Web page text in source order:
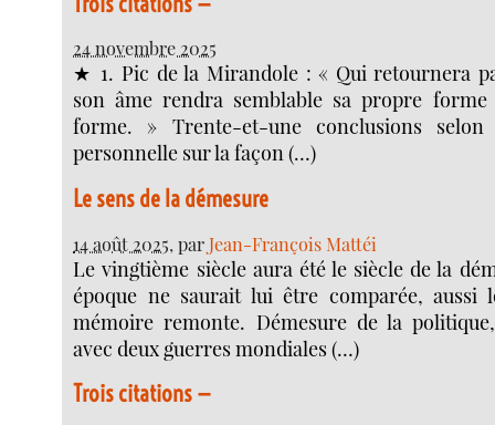
24 novembre 2025
★ 1. Pic de la Mirandole : « Qui retournera
son âme rendra semblable sa propre
forme. » Trente-et-une conclusions
personnelle sur la façon (…)
Le sens de la démesure
14 août 2025, parJean-François Mattéi
Le vingtième siècle aura été le siècle de la
époque ne saurait lui être comparée, aussi
mémoire remonte. Démesure de la
avec deux guerres mondiales (…)
Trois citations —